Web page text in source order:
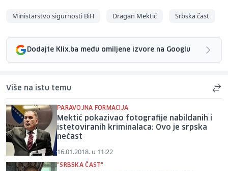
Ministarstvo sigurnosti BiH Dragan Mektić Srbska čast
Dodajte Klix.ba među omiljene izvore na Googlu
Više na istu temu
PARAVOJNA FORMACIJA
Mektić pokazivao fotografije nabildanih i
istetoviranih kriminalaca: Ovo je srpska
nečast
16.01.2018. u 11:22
"SRBSKA ČAST"